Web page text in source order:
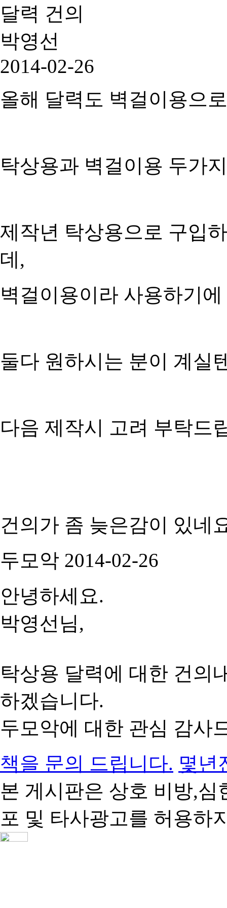
달력 건의
박영선
2014-02-26
올해 달력도 벽걸이용으
탁상용과 벽걸이용 두가
제작년 탁상용으로 구입
데,
벽걸이용이라 사용하기
둘다 원하시는 분이 계실
다음 제작시 고려 부탁드
건의가 좀 늦은감이 있네
두모악 2014-02-26
안녕하세요.
박영선님,
탁상용 달력에 대한 건의
하겠습니다.
두모악에 대한 관심 감사
책을 문의 드립니다. 몇년
본 게시판은 상호 비방,
포 및 타사광고를 허용하